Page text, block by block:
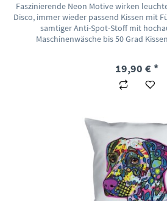
Faszinierende Neon Motive wirken
Disco, immer wieder passend Kissen mit
samtiger Anti-Spot-Stoff mit
Maschinenwäsche bis 50 Grad
19,90 € *